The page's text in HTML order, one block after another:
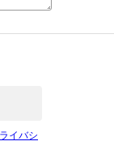
イバシ